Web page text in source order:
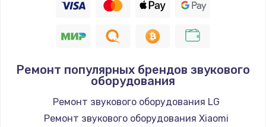
Заказать
Замена шнура
Заказать
Замена / ремонт электронного модуля
управления
Ремонт популярных брендов звукового
оборудования
Ремонт звукового оборудования LG
Ремонт звукового оборудования Xiaomi